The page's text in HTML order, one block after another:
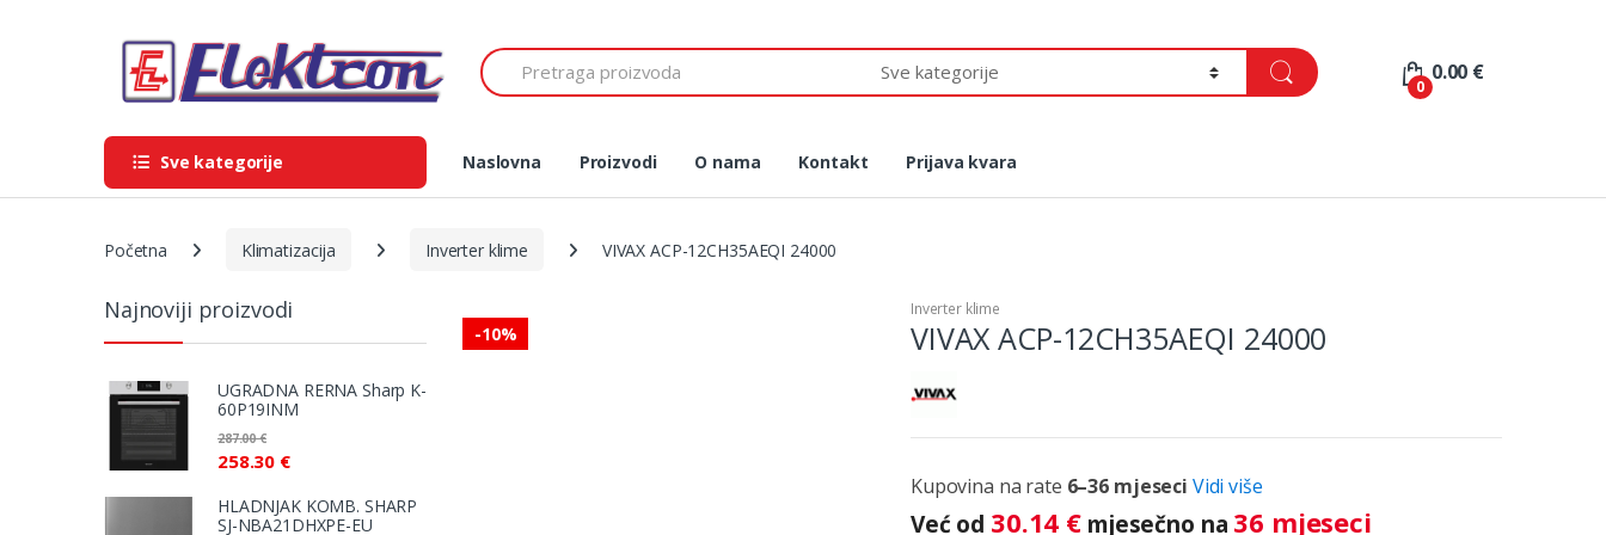
Search for:
0
0.00 €
Sve kategorije Naslovna Proizvodi O nama Kontakt Prijava kvara
Početna Klimatizacija Inverter klime VIVAX ACP-12CH35AEQI 24000
-10%
Inverter klime
VIVAX ACP-12CH35AEQI 24000
Kupovina na rate 6–36 mjeseci Vidi više
Već od 30.14 € mjesečno na 36 mjeseci
Najnoviji proizvodi
UGRADNA RERNA Sharp K-
60P19INM
258.30 €
287.00€
HLADNJAK KOMB. SHARP
SJ-NBA21DHXPE-EU